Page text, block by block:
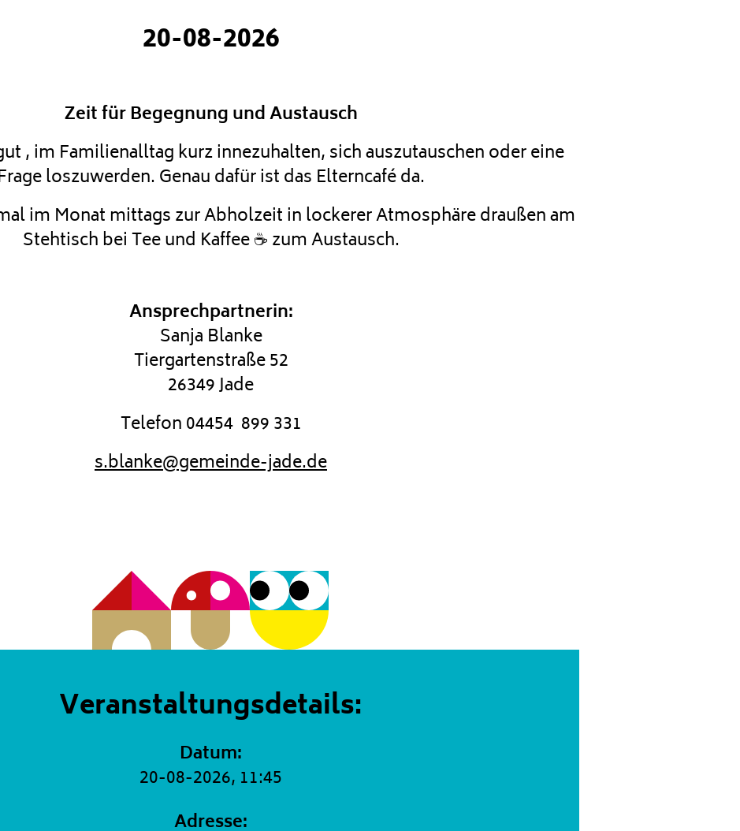
20-08-2026
Zeit für Begegnung und Austausch
, im Familienalltag kurz innezuhalten, sich auszutauschen oder eine
loszuwerden. Genau dafür ist das Elterncafé da.
im Monat mittags zur Abholzeit in lockerer Atmosphäre draußen am
Stehtisch bei Tee und Kaffee ☕ zum Austausch.
Ansprechpartnerin:
Sanja Blanke
Tiergartenstraße 52
26349 Jade
Telefon 04454 899 331
s.blanke@gemeinde-jade.de
Veranstaltungsdetails:
Datum:
20-08-2026, 11:45
Adresse: